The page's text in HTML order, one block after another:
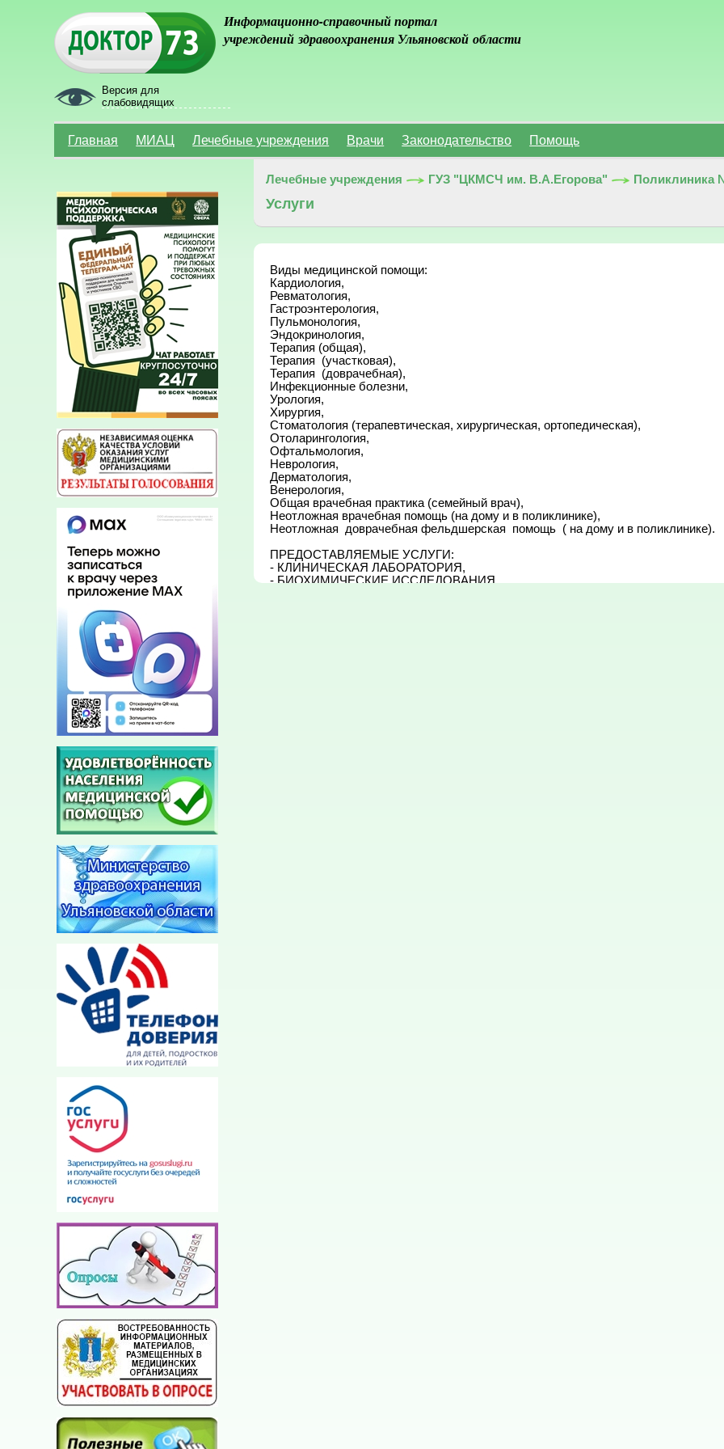
Версия для
слабовидящих
Информационно-справочный портал
учреждений здравоохранения Ульяновской области
Главная МИАЦ Лечебные учреждения Врачи Законодательство Помощь
Лечебные учреждения ГУЗ "ЦКМСЧ им. В.А.Егорова" Поликлиника
Услуги
Виды медицинской помощи:
Кардиология,
Ревматология,
Гастроэнтерология,
Пульмонология,
Эндокринология,
Терапия (общая),
Терапия  (участковая),
Терапия  (доврачебная),
Инфекционные болезни,
Урология,
Хирургия,
Стоматология (терапевтическая, хирургическая, ортопедическая),
Отоларингология,
Офтальмология,
Неврология,
Дерматология,
Венерология,
Общая врачебная практика (семейный врач),
Неотложная врачебная помощь (на дому и в поликлинике),
Неотложная  доврачебная фельдшерская  помощь  ( на дому и в поликлинике).
ПРЕДОСТАВЛЯЕМЫЕ УСЛУГИ:
- КЛИНИЧЕСКАЯ ЛАБОРАТОРИЯ,
- БИОХИМИЧЕСКИЕ ИССЛЕДОВАНИЯ,